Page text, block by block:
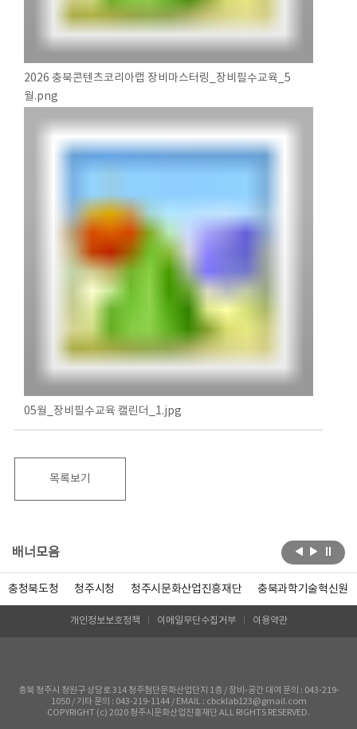
2026 충북콘텐츠코리아랩 장비마스터링_장비필수교육_5
월.png
05월_장비필수교육 캘린더_1.jpg
목록보기
배너모음
충청북도청 청주시청 청주시문화산업진흥재단 충북과학기술혁신원
개인정보보호정책 이메일무단수집거부 이용약관
충북 청주시 청원구 상당로 314 청주첨단문화산업단지 1층 / 장비-공간 대여 문의 : 043-219-
1050 / 기타 문의 : 043-219-1144 / EMAIL : cbcklab123@gmail.com
COPYRIGHT (c) 2020 청주시문화산업진흥재단 ALL RIGHTS RESERVED.